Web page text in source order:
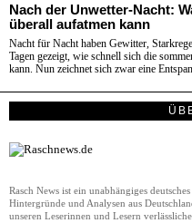
Nach der Unwetter-Nacht:
überall aufatmen kann
Nacht für Nacht haben Gewitter,
Tagen gezeigt, wie schnell sich die
kann. Nun zeichnet sich zwar eine
Rasch News ist ein unabhängiges
Hintergründe und Analysen aus
unseren Leserinnen und Lesern